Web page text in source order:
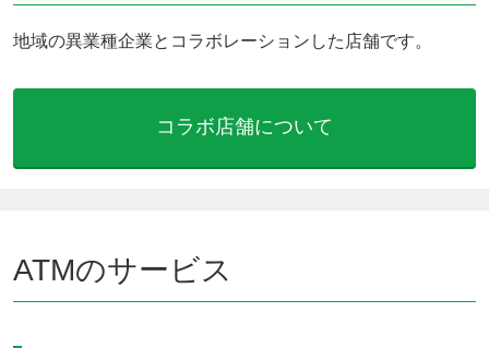
地域の異業種企業とコラボレーションした店舗です。
コラボ店舗について
ATMのサービス